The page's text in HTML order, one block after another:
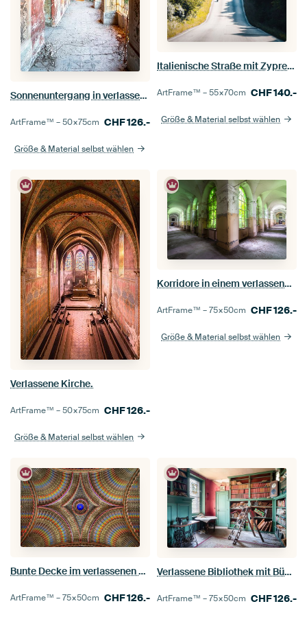
Sonnenuntergang in verlassener Halle.
ArtFrame™ –50×75cm CHF126.-
Größe & Material selbst wählen
Italienische Straße mit Zypressen und Vespa.
ArtFrame™ –55×70cm CHF140.-
Größe & Material selbst wählen
Verlassene Kirche.
ArtFrame™ –50×75cm CHF126.-
Größe & Material selbst wählen
Korridore in einem verlassenen italienischen Krankenhaus.
ArtFrame™ –75×50cm CHF126.-
Größe & Material selbst wählen
Bunte Decke im verlassenen Schloss Sammezzano.
ArtFrame™ –75×50cm CHF126.-
Verlassene Bibliothek mit Büchern.
ArtFrame™ –75×50cm CHF126.-